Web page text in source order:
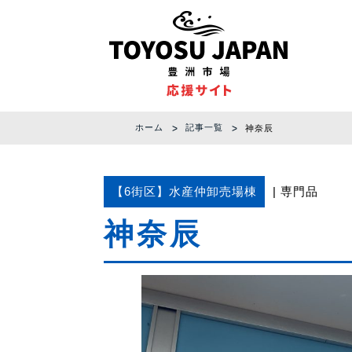
ホーム 記事一覧 神奈辰
【6街区】水産仲卸売場棟 専門品
神奈辰